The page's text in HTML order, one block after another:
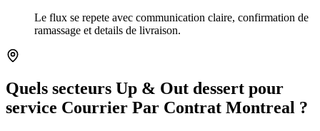
Le flux se repete avec communication claire, confirmation de
ramassage et details de livraison.
Quels secteurs Up & Out dessert pour
service Courrier Par Contrat Montreal ?